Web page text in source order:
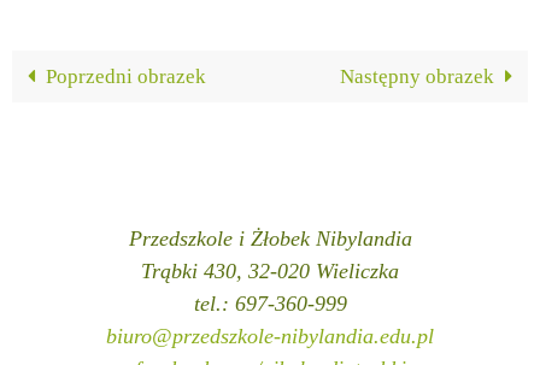
Poprzedni obrazek Następny obrazek
Przedszkole i Żłobek Nibylandia
Trąbki 430, 32-020 Wieliczka
tel.: 697-360-999
biuro@przedszkole-nibylandia.edu.pl